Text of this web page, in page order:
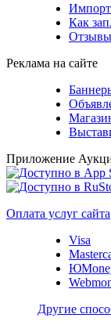
Импорт
Как
Реклама на сайте
Приложение
Оплата услуг сайта
Visa
Другие